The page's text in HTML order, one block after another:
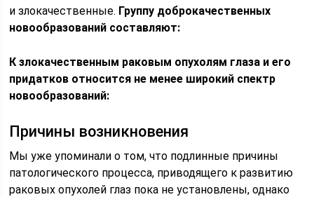
и злокачественные. Группу доброкачественных
новообразований составляют:
К злокачественным раковым опухолям глаза и его
придатков относится не менее широкий спектр
новообразований:
Причины возникновения
Мы уже упоминали о том, что подлинные причины
патологического процесса, приводящего к развитию
раковых опухолей глаз пока не установлены, однако